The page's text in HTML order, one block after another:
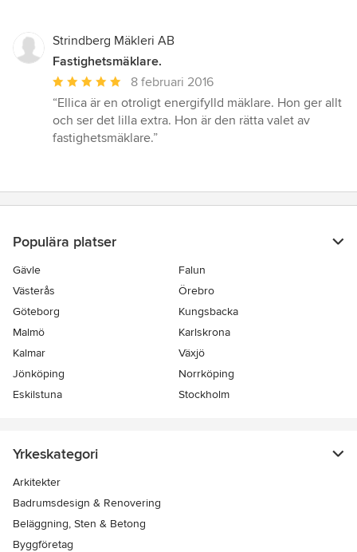
Strindberg Mäkleri AB
Fastighetsmäklare.
Genomsnittligt
omdöme:
5
av
8 februari 2016
“Ellica är en otroligt energifylld mäklare. Hon ger allt
och ser det lilla extra. Hon är den rätta valet av
fastighetsmäklare.”
Populära platser
Gävle
Falun
Västerås
Örebro
Göteborg
Kungsbacka
Malmö
Karlskrona
Kalmar
Växjö
Jönköping
Norrköping
Eskilstuna
Stockholm
Yrkeskategori
Arkitekter
Badrumsdesign & Renovering
Beläggning, Sten & Betong
Byggföretag